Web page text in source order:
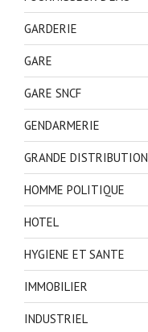
GARDERIE
GARE
GARE SNCF
GENDARMERIE
GRANDE DISTRIBUTION
HOMME POLITIQUE
HOTEL
HYGIENE ET SANTE
IMMOBILIER
INDUSTRIEL